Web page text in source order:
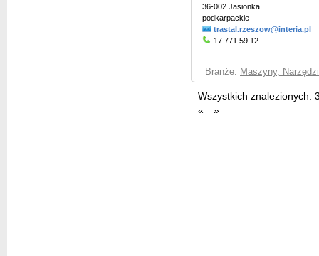
36-002 Jasionka
podkarpackie
trastal.rzeszow@interia.pl
17 771 59 12
Branże: Maszyny,
Wszystkich znalezionych:
«
»